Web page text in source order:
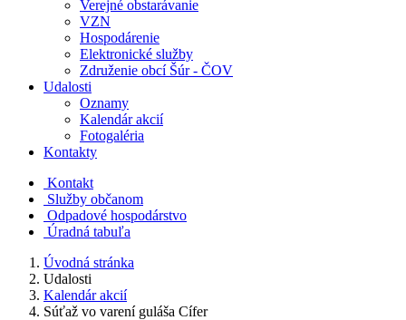
Verejné obstarávanie
VZN
Hospodárenie
Elektronické služby
Združenie obcí Šúr - ČOV
Udalosti
Oznamy
Kalendár akcií
Fotogaléria
Kontakty
Kontakt
Služby občanom
Odpadové hospodárstvo
Úradná tabuľa
Úvodná stránka
Udalosti
Kalendár akcií
Súťaž vo varení guláša Cífer